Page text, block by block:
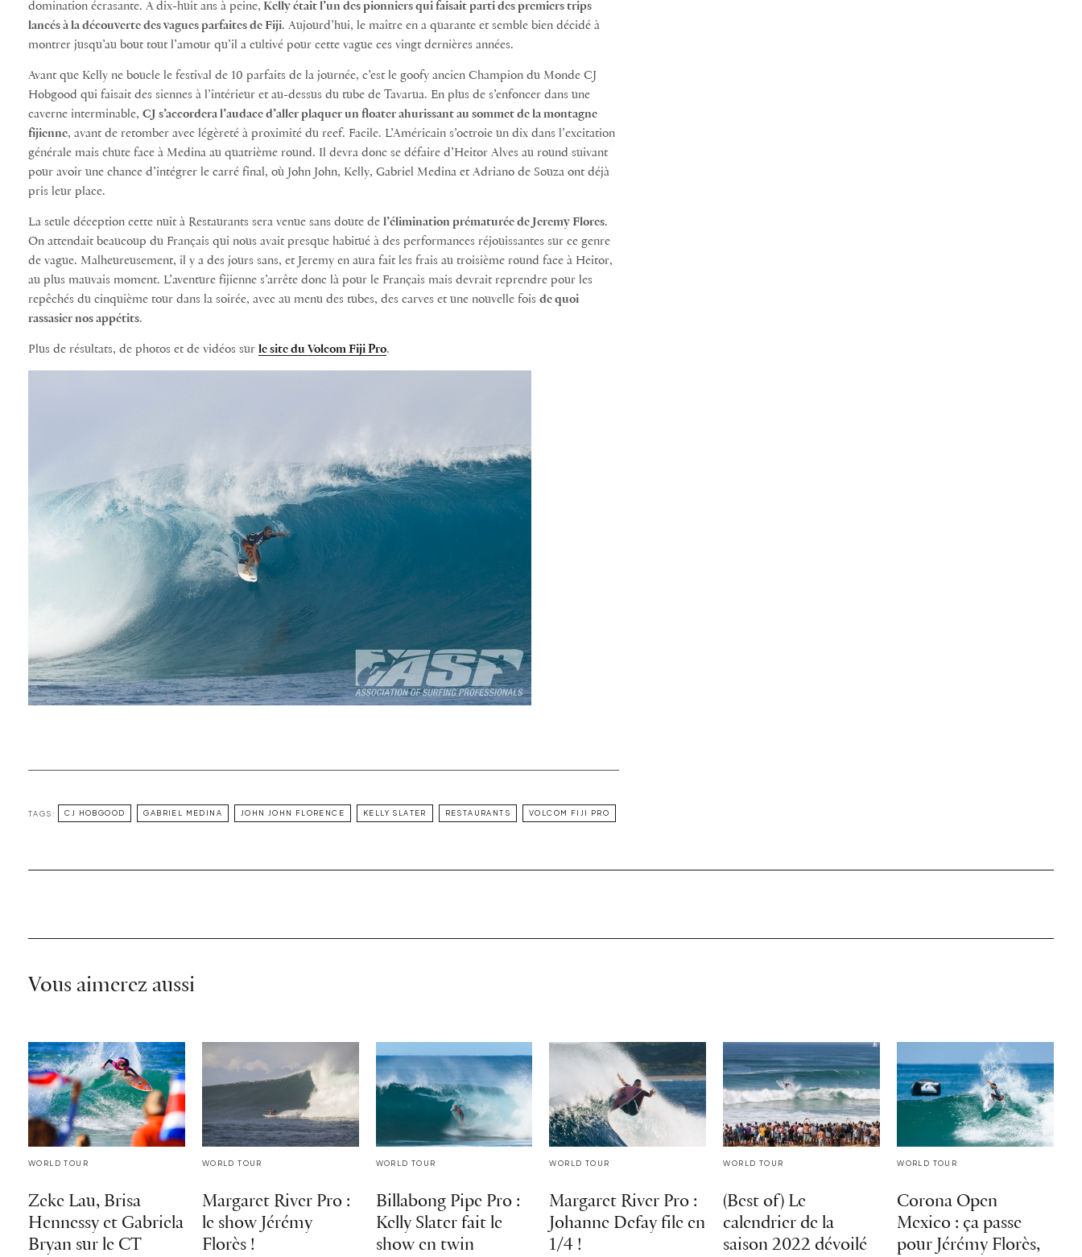
domination écrasante. A dix-huit ans à peine, Kelly était l’un des pionniers qui faisait parti des premiers trips
lancés à la découverte des vagues parfaites de Fiji. Aujourd’hui, le maître en a quarante et semble bien décidé à
montrer jusqu’au bout tout l’amour qu’il a cultivé pour cette vague ces vingt dernières années.
Avant que Kelly ne boucle le festival de 10 parfaits de la journée, c’est le goofy ancien Champion du Monde CJ
Hobgood qui faisait des siennes à l’intérieur et au-dessus du tube de Tavarua. En plus de s’enfoncer dans une
caverne interminable, CJ s’accordera l’audace d’aller plaquer un floater ahurissant au sommet de la montagne
fijienne, avant de retomber avec légèreté à proximité du reef. Facile. L’Américain s’octroie un dix dans l’excitation
générale mais chute face à Medina au quatrième round. Il devra donc se défaire d’Heitor Alves au round suivant
pour avoir une chance d’intégrer le carré final, où John John, Kelly, Gabriel Medina et Adriano de Souza ont déjà
pris leur place.
La seule déception cette nuit à Restaurants sera venue sans doute de l’élimination prématurée de Jeremy Flores.
On attendait beaucoup du Français qui nous avait presque habitué à des performances réjouissantes sur ce genre
de vague. Malheureusement, il y a des jours sans, et Jeremy en aura fait les frais au troisième round face à Heitor,
au plus mauvais moment. L’aventure fijienne s’arrête donc là pour le Français mais devrait reprendre pour les
repêchés du cinquième tour dans la soirée, avec au menu des tubes, des carves et une nouvelle fois de quoi
rassasier nos appétits.
Plus de résultats, de photos et de vidéos sur le site du Volcom Fiji Pro.
TAGS: CJ HOBGOOD GABRIEL MEDINA JOHN JOHN FLORENCE KELLY SLATER RESTAURANTS VOLCOM FIJI PRO
Vous aimerez aussi
WORLD TOUR
Zeke Lau, Brisa
Hennessy et Gabriela
Bryan sur le CT
WORLD TOUR
Margaret River Pro :
le show Jérémy
Florès !
WORLD TOUR
Billabong Pipe Pro :
Kelly Slater fait le
show en twin
WORLD TOUR
Margaret River Pro :
Johanne Defay file en
1/4 !
WORLD TOUR
(Best of) Le
calendrier de la
saison 2022 dévoilé
WORLD TOUR
Corona Open
Mexico : ça passe
pour Jérémy Florès,